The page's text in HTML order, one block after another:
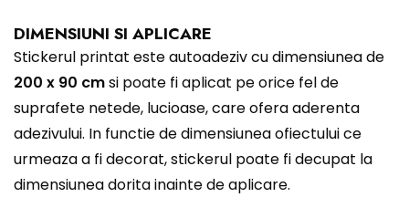
DIMENSIUNI SI APLICARE
Stickerul printat este autoadeziv cu dimensiunea de
200 x 90 cmsi poate fi aplicat pe orice fel de
suprafete netede, lucioase, care ofera aderenta
adezivului. In functie de dimensiunea ofiectului ce
urmeaza a fi decorat, stickerul poate fi decupat la
dimensiunea dorita inainte de aplicare.